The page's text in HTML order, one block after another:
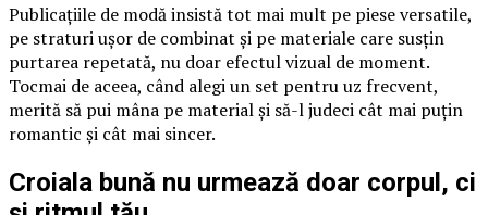
Publicațiile de modă insistă tot mai mult pe piese versatile,
pe straturi ușor de combinat și pe materiale care susțin
purtarea repetată, nu doar efectul vizual de moment.
Tocmai de aceea, când alegi un set pentru uz frecvent,
merită să pui mâna pe material și să-l judeci cât mai puțin
romantic și cât mai sincer.
Croiala bună nu urmează doar corpul, ci